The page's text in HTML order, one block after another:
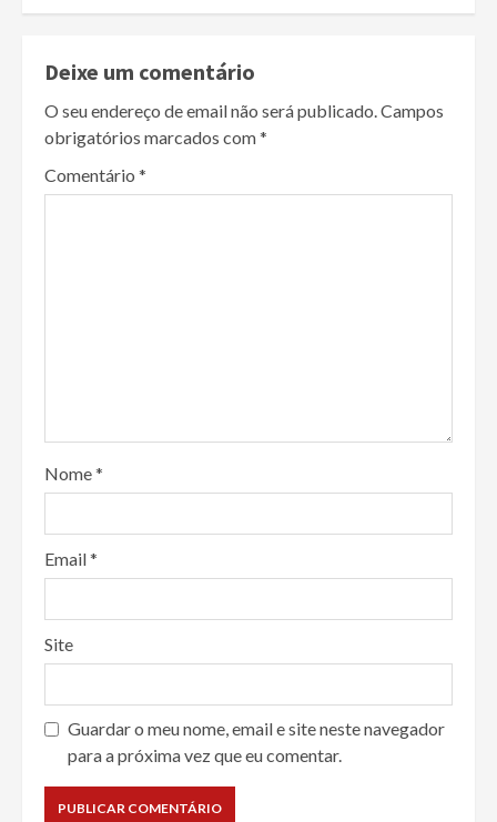
Deixe um comentário
O seu endereço de email não será publicado.Campos
obrigatórios marcados com*
Comentário *
Nome*
Email*
Site
Guardar o meu nome, email e site neste navegador
para a próxima vez que eu comentar.